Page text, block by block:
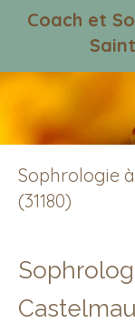
Coach et
Sophrologie
(31180)